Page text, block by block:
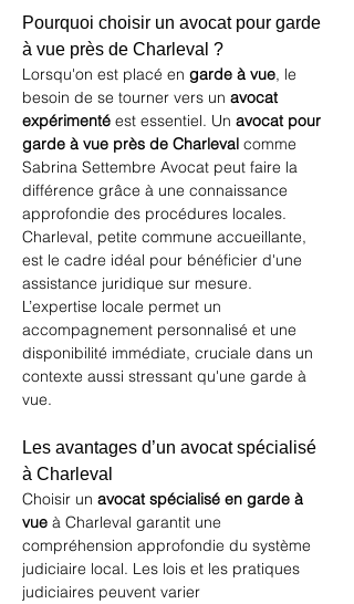
Pourquoi choisir un avocat pour garde
à vue près de Charleval ?
Lorsqu'on est placé en garde à vue, le
besoin de se tourner vers un avocat
expérimenté est essentiel. Un avocat pour
garde à vue près de Charleval comme
Sabrina Settembre Avocat peut faire la
différence grâce à une connaissance
approfondie des procédures locales.
Charleval, petite commune accueillante,
est le cadre idéal pour bénéficier d'une
assistance juridique sur mesure.
L’expertise locale permet un
accompagnement personnalisé et une
disponibilité immédiate, cruciale dans un
contexte aussi stressant qu'une garde à
vue.
Les avantages d’un avocat spécialisé
à Charleval
Choisir un avocat spécialisé en garde à
vue à Charleval garantit une
compréhension approfondie du système
judiciaire local. Les lois et les pratiques
judiciaires peuvent varier